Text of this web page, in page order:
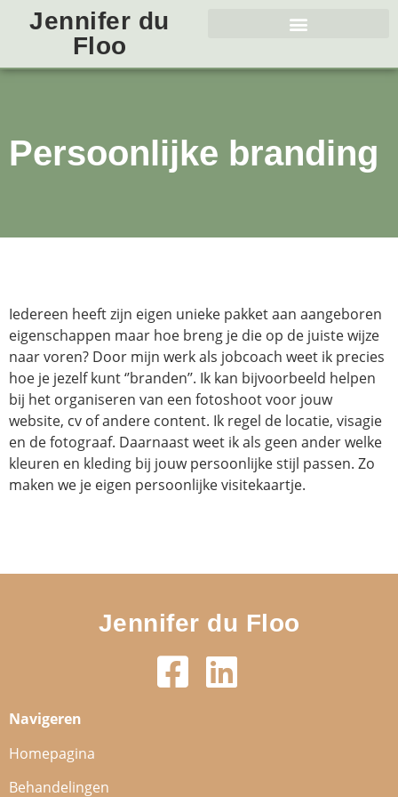
Jennifer du
Floo
Persoonlijke branding
Iedereen heeft zijn eigen unieke pakket aan aangeboren
eigenschappen maar hoe breng je die op de juiste wijze
naar voren? Door mijn werk als jobcoach weet ik precies
hoe je jezelf kunt ‘’branden’’. Ik kan bijvoorbeeld helpen
bij het organiseren van een fotoshoot voor jouw
website, cv of andere content. Ik regel de locatie, visagie
en de fotograaf. Daarnaast weet ik als geen ander welke
kleuren en kleding bij jouw persoonlijke stijl passen. Zo
maken we je eigen persoonlijke visitekaartje.
Jennifer du Floo
Navigeren
Homepagina
Behandelingen